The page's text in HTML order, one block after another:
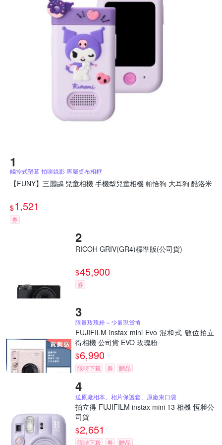
觸控式螢幕 拍照錄影 專屬桌布相框
【FUNY】三麗鷗 兒童相機 手機型兒童相機 帕恰狗 大耳狗 酷洛米
$1,521
券
RICOH GRIV(GR4)標準版(公司貨)
$45,900
券
限量玫瑰粉～少量現貨搶
FUJIFILM instax mini Evo 混和式 數位拍立
得相機 公司貨 EVO 玫瑰粉
$6,990
限時下殺 券 贈品
送原廠相本、相片保護套、原廠束口袋
拍立得 FUJIFILM instax mini 13 相機 恆昶公
司貨
$2,651
限時下殺 券 贈品